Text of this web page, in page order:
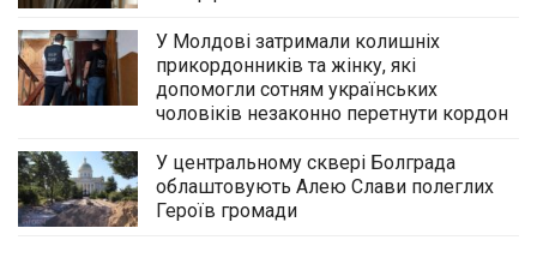
У Молдові затримали колишніх
прикордонників та жінку, які
допомогли сотням українських
чоловіків незаконно перетнути кордон
У центральному сквері Болграда
облаштовують Алею Слави полеглих
Героїв громади